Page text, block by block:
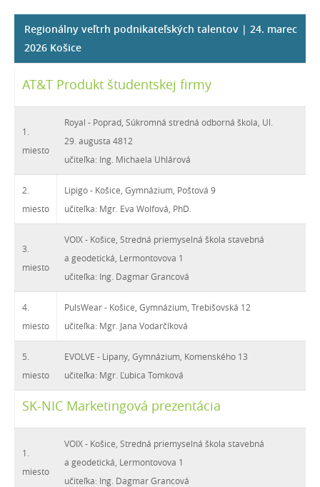
Regionálny veľtrh podnikateľských talentov | 24. marec
2026 Košice
AT&T Produkt študentskej firmy
1.
miesto
Royal - Poprad, Súkromná stredná odborná škola, Ul.
29. augusta 4812
učiteľka: Ing. Michaela Uhlárová
2.
miesto
Lipigo - Košice, Gymnázium, Poštová 9
učiteľka: Mgr. Eva Wolfová, PhD.
3.
miesto
VOIX - Košice, Stredná priemyselná škola stavebná
a geodetická, Lermontovova 1
učiteľka: Ing. Dagmar Grancová
4.
miesto
PulsWear - Košice, Gymnázium, Trebišovská 12
učiteľka: Mgr. Jana Vodarčíková
5.
miesto
EVOLVE - Lipany, Gymnázium, Komenského 13
učiteľka: Mgr. Ľubica Tomková
SK-NIC Marketingová prezentácia
1.
miesto
VOIX - Košice, Stredná priemyselná škola stavebná
a geodetická, Lermontovova 1
učiteľka: Ing. Dagmar Grancová